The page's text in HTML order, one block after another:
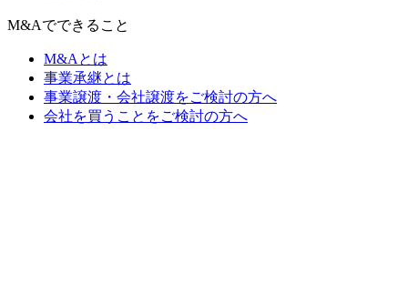
M&Aでできること
M&Aとは
事業承継とは
事業譲渡・会社譲渡をご検討の方へ
会社を買うことをご検討の方へ